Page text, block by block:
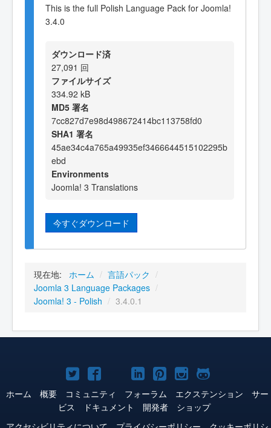
This is the full Polish Language Pack for Joomla!
3.4.0
ダウンロード済
27,091 回
ファイルサイズ
334.92 kB
MD5 署名
7cc827d7e98d498672414bc113758fd0
SHA1 署名
45ae34c4a765a49935ef3466644515102295b
ebd
Environments
Joomla! 3 Translations
今すぐダウンロード
現在地: ホーム / 言語パック /
Joomla 3 Language Packages /
Joomla! 3 - Polish / 3.4.0.1
Joomla!
Twitter
Joomla!
Facebook
Joomla!
YouTube
Joomla!
LinkedIn
Joomla!
Pinterest
Joomla!
Instagram
Joomla!
GitHub
ホーム 概要 コミュニティ フォーラム エクステンション
サー
ビス
ドキュメント 開発者
ショップ